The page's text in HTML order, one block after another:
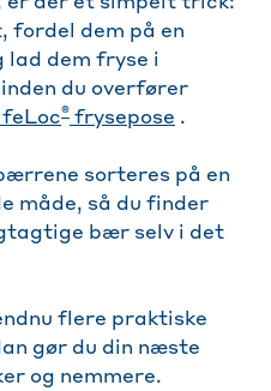
fordel dem på en
lad dem fryse i
du overfører
® frysepose .
sorteres på en
måde, så du finder
bær selv i det
flere praktiske
gør du din næste
og nemmere.